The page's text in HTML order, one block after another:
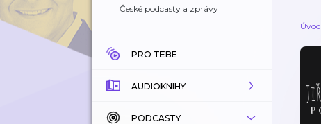
České podcasty a zprávy
PRO TEBE
AUDIOKNIHY
KATALOG
PODCASTY
Úvod